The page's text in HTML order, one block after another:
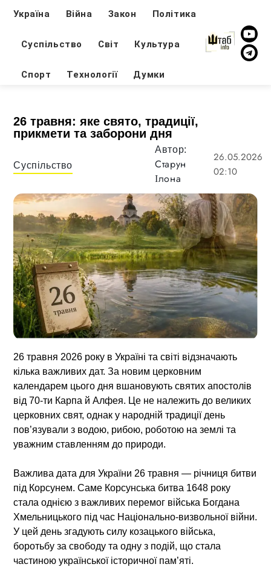
Україна Війна Закон Політика
Суспільство Світ Культура
Спорт Технології Думки
26 травня: яке свято, традиції,
прикмети та заборони дня
Суспільство
Автор:
Старун
Ілона
26.05.2026
02:10
26 травня 2026 року в Україні та світі відзначають
кілька важливих дат. За новим церковним
календарем цього дня вшановують святих апостолів
від 70-ти Карпа й Алфея. Це не належить до великих
церковних свят, однак у народній традиції день
пов’язували з водою, рибою, роботою на землі та
уважним ставленням до природи.
Важлива дата для України 26 травня — річниця битви
під Корсунем. Саме Корсунська битва 1648 року
стала однією з важливих перемог війська Богдана
Хмельницького під час Національно-визвольної війни.
У цей день згадують силу козацького війська,
боротьбу за свободу та одну з подій, що стала
частиною української історичної пам’яті.